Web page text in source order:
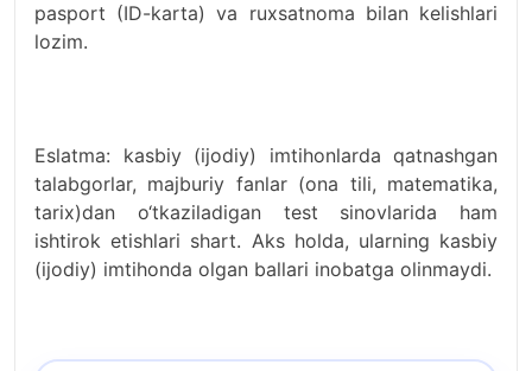
pasport (ID-karta) va ruxsatnoma bilan kelishlari
lozim.
Eslatma: kasbiy (ijodiy) imtihonlarda qatnashgan
talabgorlar, majburiy fanlar (ona tili, matematika,
tarix)dan o‘tkaziladigan test sinovlarida ham
ishtirok etishlari shart. Aks holda, ularning kasbiy
(ijodiy) imtihonda olgan ballari inobatga olinmaydi.